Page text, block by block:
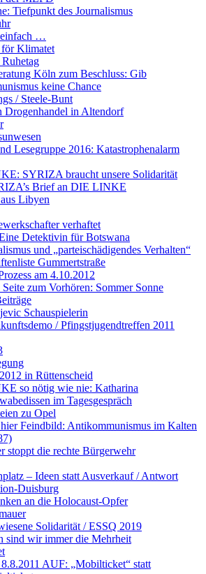
Tiefpunkt des Journalismus
einfach …
Klimatet
Köln zum Beschluss: Gib
keine Chance
/ Steele-Bunt
Drogenhandel in Altendorf
Lesegruppe 2016: Katastrophenalarm
SYRIZA braucht unsere Solidarität
Brief an DIE LINKE
Libyen
verhaftet
Detektivin für Botswana
und „parteischädigendes Verhalten“
Gummertstraße
am 4.10.2012
Seite zum Vorhören: Sommer Sonne
Schauspielerin
/ Pfingstjugendtreffen 2011
in Rüttenscheid
so nötig wie nie: Katharina
im Tagesgespräch
zu Opel
Feindbild: Antikommunismus im Kalten
stoppt die rechte Bürgerwehr
– Ideen statt Ausverkauf / Antwort
Duisburg
an die Holocaust-Opfer
Solidarität / ESSQ 2019
sind wir immer die Mehrheit
AUF: „Mobilticket“ statt